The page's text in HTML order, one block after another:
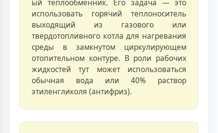
ый теплообменник. Его задача — это
использовать горячий теплоноситель
выходящий из газового или
твердотопливного котла для нагревания
среды в замкнутом циркулирующем
отопительном контуре. В роли рабочих
жидкостей тут может использоваться
обычная вода или 40% раствор
этиленгликоля (антифриз).